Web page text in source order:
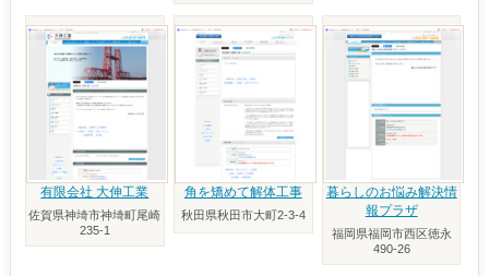
有限会社 大伸工業
佐賀県神埼市神埼町尾崎
235-1
角を矯めて解体工事
秋田県秋田市大町2-3-4
暮らしのお悩み解決情
報プラザ
福岡県福岡市西区徳永
490-26